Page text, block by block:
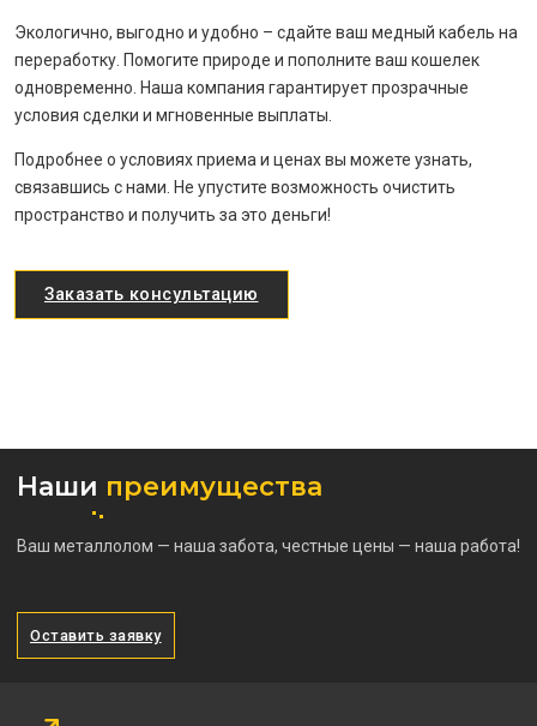
Экологично, выгодно и удобно – сдайте ваш медный кабель на
переработку. Помогите природе и пополните ваш кошелек
одновременно. Наша компания гарантирует прозрачные
условия сделки и мгновенные выплаты.
Подробнее о условиях приема и ценах вы можете узнать,
связавшись с нами. Не упустите возможность очистить
пространство и получить за это деньги!
Заказать консультацию
Наши преимущества
Ваш металлолом — наша забота, честные цены — наша работа!
Оставить заявку